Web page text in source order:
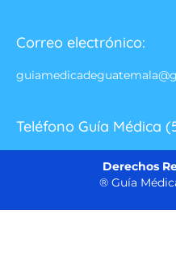
Correo electrónico:
Teléfono Guía Médica
Derechos
® Guía